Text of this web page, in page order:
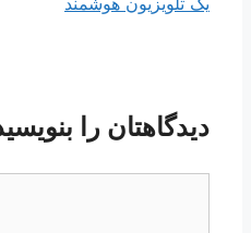
دیدگاهتان را بنویسید